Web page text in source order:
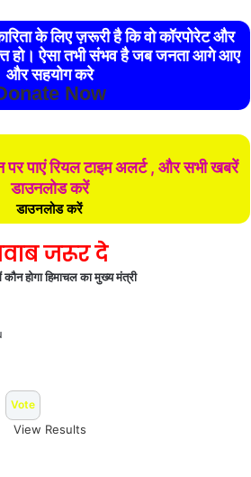
के लिए ज़रूरी है कि वो कॉरपोरेट और
हो। ऐसा तभी संभव है जब जनता आगे आए
और सहयोग करे
Now
पाएं रियल टाइम अलर्ट , और सभी खबरें
डाउनलोड करें
डाउनलोड करें
जरूर दे
होगा हिमाचल का मुख्य मंत्री
View Results